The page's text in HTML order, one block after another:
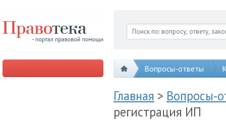
Вопросы-ответы
Главная > Вопросы-
регистрация ИП